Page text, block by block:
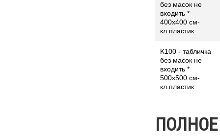
без масок не
входить *
400x400 см-
кл.пластик
K100 - табличка
без масок не
входить *
500x500 см-
кл.пластик